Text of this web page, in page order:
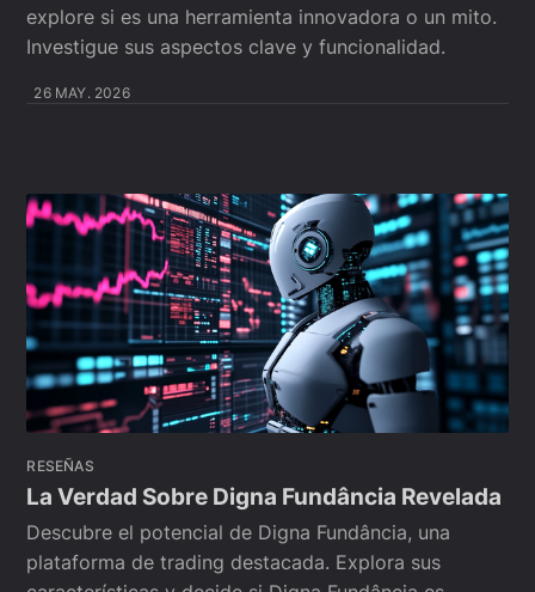
explore si es una herramienta innovadora o un mito.
Investigue sus aspectos clave y funcionalidad.
26 MAY. 2026
RESEÑAS
La Verdad Sobre Digna Fundância Revelada
Descubre el potencial de Digna Fundância, una
plataforma de trading destacada. Explora sus